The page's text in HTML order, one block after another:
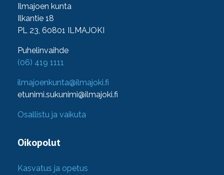
Ilmajoen kunta
Ilkantie 18
PL 23, 60801 ILMAJOKI
Puhelinvaihde
(06) 419 1111
ilmajoenkunta@ilmajoki.fi
etunimi.sukunimi@ilmajoki.fi
Osallistu ja vaikuta
Oikopolut
Kasvatus ja opetus